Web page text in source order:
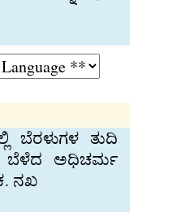
ಬೆರಳುಗಳ ತುದಿ
ಬೆಳೆದ ಅಧಿಚರ್ಮ
ನಖ